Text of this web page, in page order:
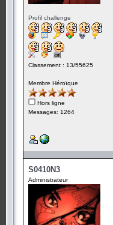
Profil challenge
Classement : 13/55625
Membre Héroïque
Hors ligne
Messages: 1264
S0410N3
Administrateur